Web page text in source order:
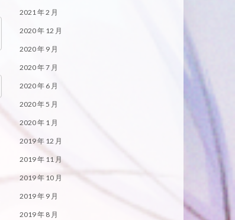
2021 年 2 月
2020 年 12 月
2020 年 9 月
2020 年 7 月
2020 年 6 月
2020 年 5 月
2020 年 1 月
2019 年 12 月
2019 年 11 月
2019 年 10 月
2019 年 9 月
2019 年 8 月